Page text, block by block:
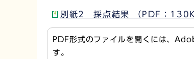
別紙2 採点結果 （PDF：
PDF形式のファイルを開くには、
す。